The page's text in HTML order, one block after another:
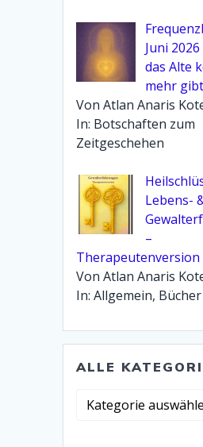
Juni
das Alte
mehr gibt
Von Atlan Anaris
In: Botschaften zum
Zeitgeschehen
Lebens-
–
Therapeutenversion
Von Atlan Anaris
In: Allgemein, Bücher
ALLE
Alle
Kategorien